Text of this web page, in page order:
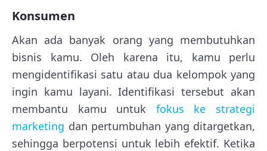
Konsumen
Akan ada banyak orang yang membutuhkan
bisnis kamu. Oleh karena itu, kamu perlu
mengidentifikasi satu atau dua kelompok yang
ingin kamu layani. Identifikasi tersebut akan
membantu kamu untuk fokus ke strategi
marketing dan pertumbuhan yang ditargetkan,
sehingga berpotensi untuk lebih efektif. Ketika